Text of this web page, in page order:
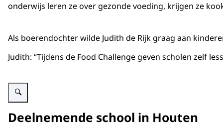
onderwijs leren ze over gezonde voeding, krijgen ze
Als boerendochter wilde Judith de Rijk graag aan
Judith: “Tijdens de Food Challenge geven scholen zelf
Vergroot afbeelding Portretfoto van Bahar
Deelnemende school in Houten